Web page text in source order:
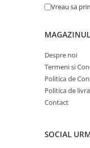
Tensal Bio-
Uriach
Worwag
Zdrovit
Vreau sa
Despre noi
Termeni si
Politica de
Politica de
Contact
SOCIAL